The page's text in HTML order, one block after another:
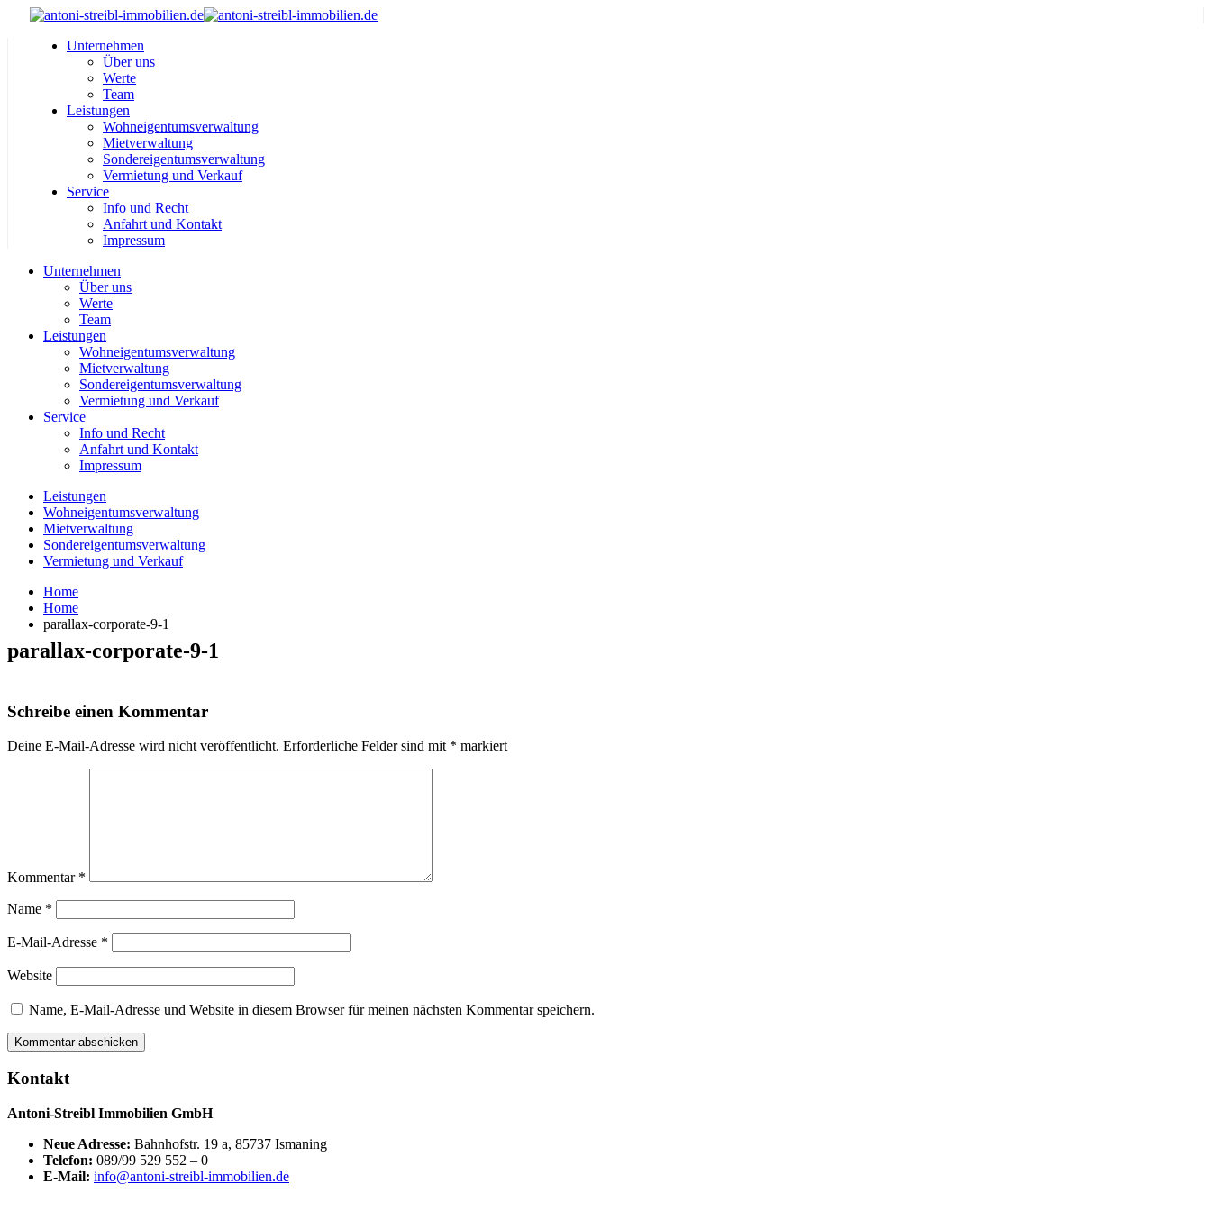
Unternehmen
Über uns
Werte
Team
Leistungen
Wohneigentumsverwaltung
Mietverwaltung
Sondereigentumsverwaltung
Vermietung und Verkauf
Service
Info und Recht
Anfahrt und Kontakt
Impressum
Unternehmen
Über uns
Werte
Team
Leistungen
Wohneigentumsverwaltung
Mietverwaltung
Sondereigentumsverwaltung
Vermietung und Verkauf
Service
Info und Recht
Anfahrt und Kontakt
Impressum
Leistungen
Wohneigentumsverwaltung
Mietverwaltung
Sondereigentumsverwaltung
Vermietung und Verkauf
Home
Home
parallax-corporate-9-1
parallax-corporate-9-1
Schreibe einen Kommentar
Deine E-Mail-Adresse wird nicht veröffentlicht. Erforderliche Felder sind mit * markiert
Kommentar *
Name *
E-Mail-Adresse *
Website
Name, E-Mail-Adresse und Website in diesem Browser für meinen nächsten Kommentar speichern.
Kontakt
Antoni-Streibl Immobilien GmbH
Neue Adresse: Bahnhofstr. 19 a, 85737 Ismaning
Telefon: 089/99 529 552 – 0
E-Mail: info@antoni-streibl-immobilien.de